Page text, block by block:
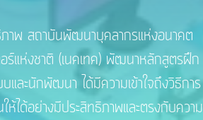
พ สถาบันพัฒนาบุคลากรแห่งอนาคต
แห่งชาติ (เนคเทค) พัฒนาหลักสูตรฝึก
ละนักพัฒนา ได้มีความเข้าใจถึงวิธีการ
ด้อย่างมีประสิทธิภาพและตรงกับความ